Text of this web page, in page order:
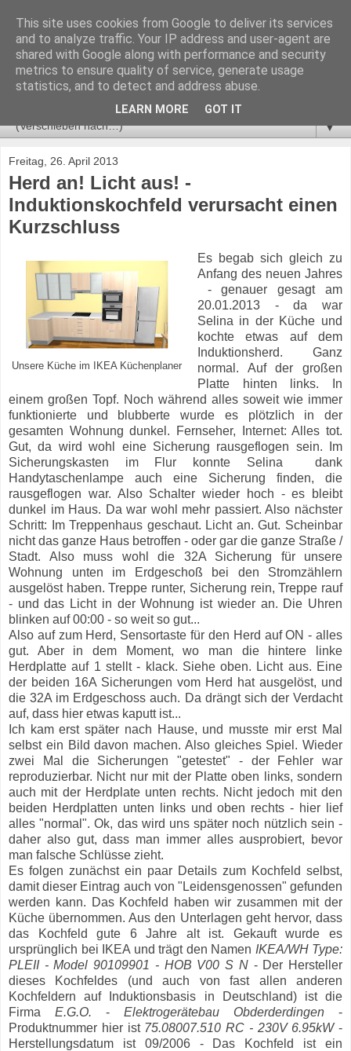
Geht nicht? Gibt's nicht!
"Alle sagten, das geht nicht! Dann kam einer, der wusste das
nicht, und hat's einfach gemacht." - unbekannter Autor
▼
Freitag, 26. April 2013
Herd an! Licht aus! -
Induktionskochfeld verursacht einen
Kurzschluss
Unsere Küche im IKEA Küchenplaner
Es begab sich gleich zu
Anfang des neuen Jahres
- genauer gesagt am
20.01.2013 - da war
Selina in der Küche und
kochte etwas auf dem
Induktionsherd. Ganz
normal. Auf der großen
Platte hinten links. In
einem großen Topf. Noch während alles soweit wie immer
funktionierte und blubberte wurde es plötzlich in der
gesamten Wohnung dunkel. Fernseher, Internet: Alles tot.
Gut, da wird wohl eine Sicherung rausgeflogen sein. Im
Sicherungskasten im Flur konnte Selina dank
Handytaschenlampe auch eine Sicherung finden, die
rausgeflogen war. Also Schalter wieder hoch - es bleibt
dunkel im Haus. Da war wohl mehr passiert. Also nächster
Schritt: Im Treppenhaus geschaut. Licht an. Gut. Scheinbar
nicht das ganze Haus betroffen - oder gar die ganze Straße /
Stadt. Also muss wohl die 32A Sicherung für unsere
Wohnung unten im Erdgeschoß bei den Stromzählern
ausgelöst haben. Treppe runter, Sicherung rein, Treppe rauf
- und das Licht in der Wohnung ist wieder an. Die Uhren
blinken auf 00:00 - so weit so gut...
Also auf zum Herd, Sensortaste für den Herd auf ON - alles
gut. Aber in dem Moment, wo man die hintere linke
Herdplatte auf 1 stellt - klack. Siehe oben. Licht aus. Eine
der beiden 16A Sicherungen vom Herd hat ausgelöst, und
die 32A im Erdgeschoss auch. Da drängt sich der Verdacht
auf, dass hier etwas kaputt ist...
Ich kam erst später nach Hause, und musste mir erst Mal
selbst ein Bild davon machen. Also gleiches Spiel. Wieder
zwei Mal die Sicherungen "getestet" - der Fehler war
reproduzierbar. Nicht nur mit der Platte oben links, sondern
auch mit der Herdplate unten rechts. Nicht jedoch mit den
beiden Herdplatten unten links und oben rechts - hier lief
alles "normal". Ok, das wird uns später noch nützlich sein -
daher also gut, dass man immer alles ausprobiert, bevor
man falsche Schlüsse zieht.
Es folgen zunächst ein paar Details zum Kochfeld selbst,
damit dieser Eintrag auch von "Leidensgenossen" gefunden
werden kann. Das Kochfeld haben wir zusammen mit der
Küche übernommen. Aus den Unterlagen geht hervor, dass
das Kochfeld gute 6 Jahre alt ist. Gekauft wurde es
ursprünglich bei IKEA und trägt den Namen IKEA/WH Type:
PLEII - Model 90109901 - HOB V00 S N- Der Hersteller
dieses Kochfeldes (und auch von fast allen anderen
Kochfeldern auf Induktionsbasis in Deutschland) ist die
Firma E.G.O. - Elektrogerätebau Obderderdingen -
Produktnummer hier ist 75.08007.510 RC - 230V 6.95kW-
Herstellungsdatum ist 09/2006 - Das Kochfeld ist ein
This site uses cookies from Google to deliver its services
and to analyze traffic. Your IP address and user-agent are
shared with Google along with performance and security
metrics to ensure quality of service, generate usage
statistics, and to detect and address abuse.
LEARN MORE GOT IT